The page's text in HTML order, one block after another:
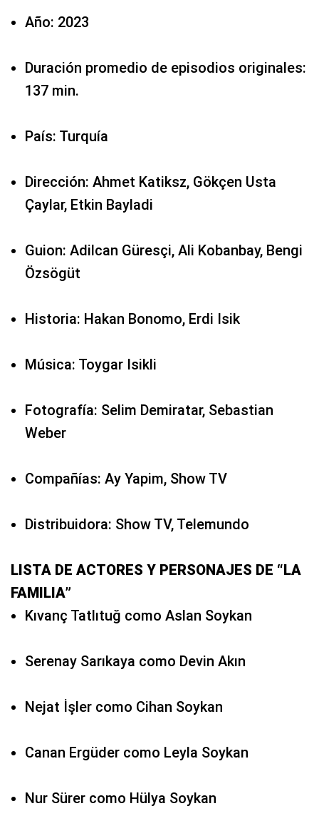
Año: 2023
Duración promedio de episodios originales:
137 min.
País: Turquía
Dirección: Ahmet Katiksz, Gökçen Usta
Çaylar, Etkin Bayladi
Guion: Adilcan Güresçi, Ali Kobanbay, Bengi
Özsögüt
Historia: Hakan Bonomo, Erdi Isik
Música: Toygar Isikli
Fotografía: Selim Demiratar, Sebastian
Weber
Compañías: Ay Yapim, Show TV
Distribuidora: Show TV, Telemundo
LISTA DE ACTORES Y PERSONAJES DE “LA
FAMILIA”
Kıvanç Tatlıtuğ como Aslan Soykan
Serenay Sarıkaya como Devin Akın
Nejat İşler como Cihan Soykan
Canan Ergüder como Leyla Soykan
Nur Sürer como Hülya Soykan